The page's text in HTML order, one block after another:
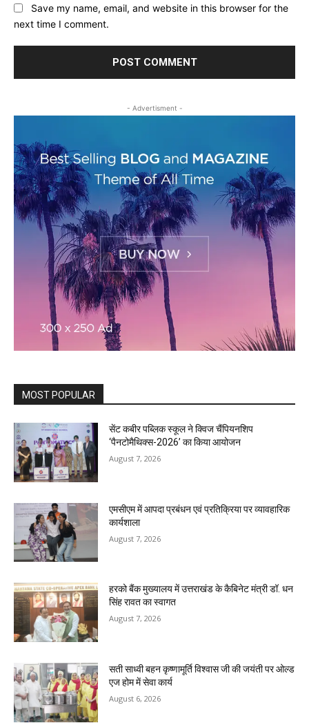
Save my name, email, and website in this browser for the
next time I comment.
- Advertisment -
MOST POPULAR
सेंट कबीर पब्लिक स्कूल ने क्विज चैंपियनशिप
‘पैनटोमैथिक्स-2026’ का किया आयोजन
August 7, 2026
एमसीएम में आपदा प्रबंधन एवं प्रतिक्रिया पर व्यावहारिक
कार्यशाला
August 7, 2026
हरको बैंक मुख्यालय में उत्तराखंड के कैबिनेट मंत्री डॉ. धन
सिंह रावत का स्वागत
August 7, 2026
सती साध्वी बहन कृष्णामूर्ति विश्वास जी की जयंती पर ओल्ड
एज होम में सेवा कार्य
August 6, 2026